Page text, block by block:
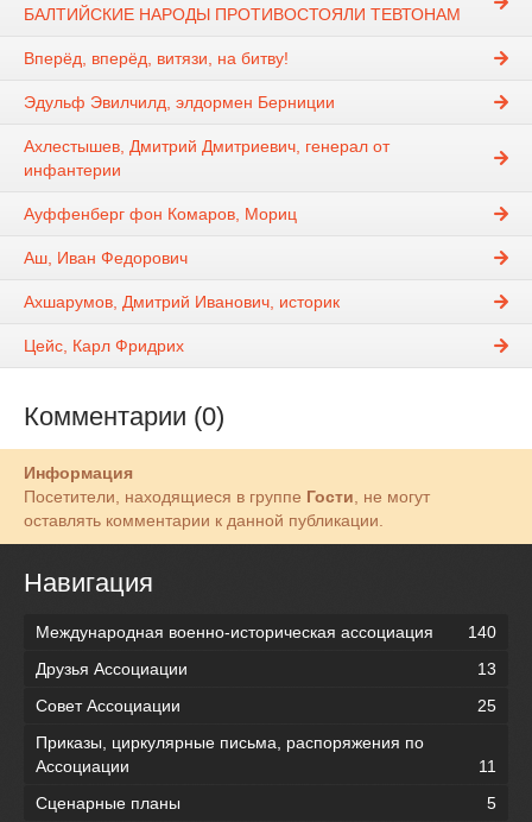
БАЛТИЙСКИЕ НАРОДЫ ПРОТИВОСТОЯЛИ ТЕВТОНАМ
Вперёд, вперёд, витязи, на битву!
Эдульф Эвилчилд, элдормен Берниции
Ахлестышев, Дмитрий Дмитриевич, генерал от
инфантерии
Ауффенберг фон Комаров, Мориц
Аш, Иван Федорович
Ахшарумов, Дмитрий Иванович, историк
Цейс, Карл Фридрих
Комментарии (0)
Информация
Посетители, находящиеся в группе Гости , не могут
оставлять комментарии к данной публикации.
Навигация
Международная военно-историческая ассоциация
140
Друзья Ассоциации
13
Совет Ассоциации
25
Приказы, циркулярные письма, распоряжения по
Ассоциации
11
Сценарные планы
5